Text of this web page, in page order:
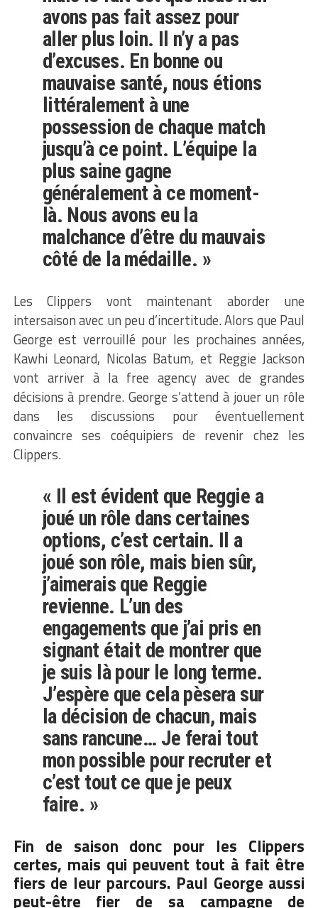
avons pas fait assez pour
aller plus loin. Il n’y a pas
d’excuses. En bonne ou
mauvaise santé, nous étions
littéralement à une
possession de chaque match
jusqu’à ce point. L’équipe la
plus saine gagne
généralement à ce moment-
là. Nous avons eu la
malchance d’être du mauvais
côté de la médaille. »
Les Clippers vont maintenant aborder une
intersaison avec un peu d’incertitude. Alors que Paul
George est verrouillé pour les prochaines années,
Kawhi Leonard, Nicolas Batum, et Reggie Jackson
vont arriver à la free agency avec de grandes
décisions à prendre. George s’attend à jouer un rôle
dans les discussions pour éventuellement
convaincre ses coéquipiers de revenir chez les
Clippers.
« Il est évident que Reggie a
joué un rôle dans certaines
options, c’est certain. Il a
joué son rôle, mais bien sûr,
j’aimerais que Reggie
revienne. L’un des
engagements que j’ai pris en
signant était de montrer que
je suis là pour le long terme.
J’espère que cela pèsera sur
la décision de chacun, mais
sans rancune… Je ferai tout
mon possible pour recruter et
c’est tout ce que je peux
faire. »
Fin de saison donc pour les Clippers
certes, mais qui peuvent tout à fait être
fiers de leur parcours. Paul George aussi
peut-être fier de sa campagne de